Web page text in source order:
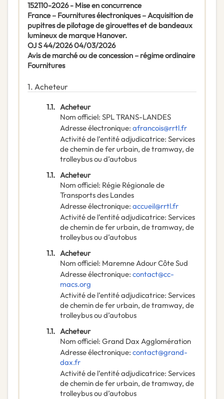
152110-2026 - Mise en concurrence
France – Fournitures électroniques – Acquisition de
pupitres de pilotage de girouettes et de bandeaux
lumineux de marque Hanover.
OJ S 44/2026 04/03/2026
Avis de marché ou de concession – régime ordinaire
Fournitures
1. Acheteur
1.1. Acheteur
Nom officiel: SPL TRANS-LANDES
Adresse électronique: afrancois@rrtl.fr
Activité de l’entité adjudicatrice: Services
de chemin de fer urbain, de tramway, de
trolleybus ou d’autobus
1.1. Acheteur
Nom officiel: Régie Régionale de
Transports des Landes
Adresse électronique: accueil@rrtl.fr
Activité de l’entité adjudicatrice: Services
de chemin de fer urbain, de tramway, de
trolleybus ou d’autobus
1.1. Acheteur
Nom officiel: Maremne Adour Côte Sud
Adresse électronique: contact@cc-
macs.org
Activité de l’entité adjudicatrice: Services
de chemin de fer urbain, de tramway, de
trolleybus ou d’autobus
1.1. Acheteur
Nom officiel: Grand Dax Agglomération
Adresse électronique: contact@grand-
dax.fr
Activité de l’entité adjudicatrice: Services
de chemin de fer urbain, de tramway, de
trolleybus ou d’autobus